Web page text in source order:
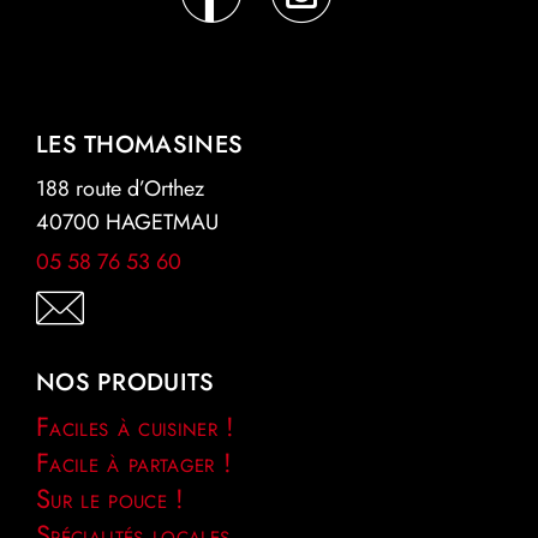
LES THOMASINES
188 route d’Orthez
40700 HAGETMAU
05 58 76 53 60
NOS PRODUITS
Faciles à cuisiner !
Facile à partager !
Sur le pouce !